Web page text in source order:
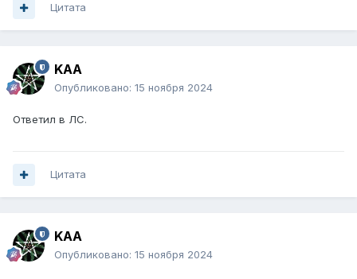
Цитата
KAA
Опубликовано: 15 ноября 2024
Ответил в ЛС.
Цитата
KAA
Опубликовано: 15 ноября 2024